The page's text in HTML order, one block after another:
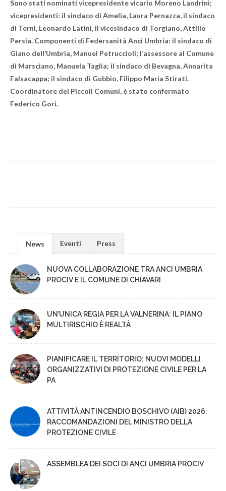
Sono stati nominati vicepresidente vicario Moreno Landrini;
vicepresidenti: il sindaco di Amelia, Laura Pernazza, il sindaco
di Terni, Leonardo Latini, il vicesindaco di Torgiano, Attilio
Persia. Componenti di Federsanità Anci Umbria: il sindaco di
Giano dell’Umbria, Manuel Petruccioli; l’assessore al Comune
di Marsciano, Manuela Taglia; il sindaco di Bevagna, Annarita
Falsacappa; il sindaco di Gubbio, Filippo Maria Stirati.
Coordinatore dei Piccoli Comuni, è stato confermato
Federico Gori.
News Eventi Press
NUOVA COLLABORAZIONE TRA ANCI UMBRIA
PROCIV E IL COMUNE DI CHIAVARI
UN’UNICA REGIA PER LA VALNERINA: IL PIANO
MULTIRISCHIO È REALTÀ
PIANIFICARE IL TERRITORIO: NUOVI MODELLI
ORGANIZZATIVI DI PROTEZIONE CIVILE PER LA
PA
ATTIVITÀ ANTINCENDIO BOSCHIVO (AIB) 2026:
RACCOMANDAZIONI DEL MINISTRO DELLA
PROTEZIONE CIVILE
ASSEMBLEA DEI SOCI DI ANCI UMBRIA PROCIV